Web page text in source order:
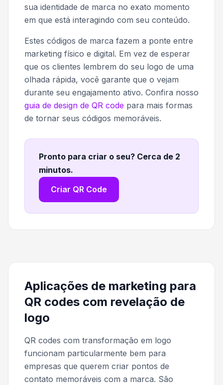
sua identidade de marca no exato momento
em que está interagindo com seu conteúdo.
Estes códigos de marca fazem a ponte entre
marketing físico e digital. Em vez de esperar
que os clientes lembrem do seu logo de uma
olhada rápida, você garante que o vejam
durante seu engajamento ativo. Confira nosso
guia de design de QR code para mais formas
de tornar seus códigos memoráveis.
Pronto para criar o seu? Cerca de 2
minutos.
Criar QR Code
Aplicações de marketing para
QR codes com revelação de
logo
QR codes com transformação em logo
funcionam particularmente bem para
empresas que querem criar pontos de
contato memoráveis com a marca. São